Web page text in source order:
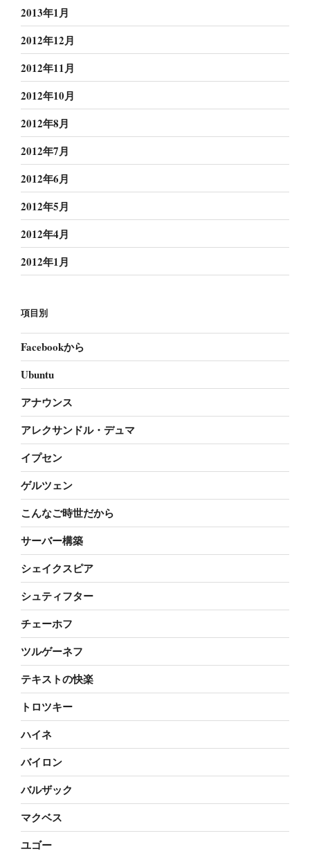
2013年1月
2012年12月
2012年11月
2012年10月
2012年8月
2012年7月
2012年6月
2012年5月
2012年4月
2012年1月
項目別
Facebookから
Ubuntu
アナウンス
アレクサンドル・デュマ
イプセン
ゲルツェン
こんなご時世だから
サーバー構築
シェイクスピア
シュティフター
チェーホフ
ツルゲーネフ
テキストの快楽
トロツキー
ハイネ
バイロン
バルザック
マクベス
ユゴー